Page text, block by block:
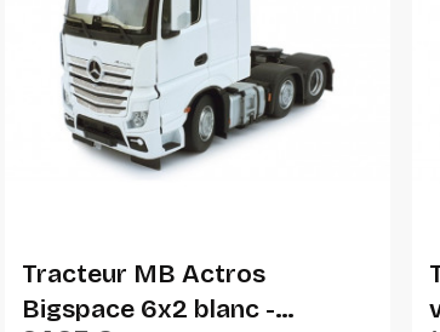
Tracteur MB Actros
Bigspace 6x2 blanc -